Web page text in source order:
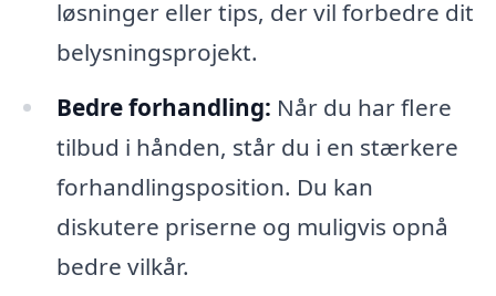
løsninger eller tips, der vil forbedre dit
belysningsprojekt.
Bedre forhandling: Når du har flere
tilbud i hånden, står du i en stærkere
forhandlingsposition. Du kan
diskutere priserne og muligvis opnå
bedre vilkår.